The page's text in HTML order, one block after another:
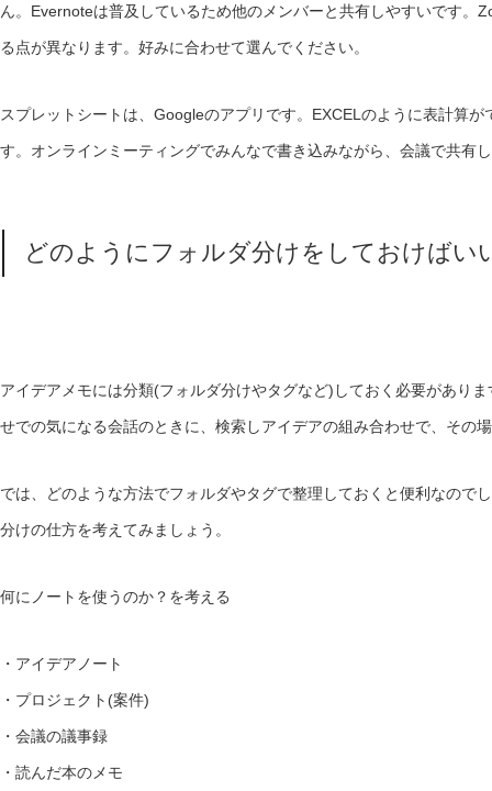
ん。Evernoteは普及しているため他のメンバーと共有しやすいです
る点が異なります。好みに合わせて選んでください。
スプレットシートは、Googleのアプリです。EXCELのように表計算
す。オンラインミーティングでみんなで書き込みながら、会議で共有
どのようにフォルダ分けをしておけばい
アイデアメモには分類(フォルダ分けやタグなど)しておく必要があり
せでの気になる会話のときに、検索しアイデアの組み合わせで、その
では、どのような方法でフォルダやタグで整理しておくと便利なので
分けの仕方を考えてみましょう。
何にノートを使うのか？を考える
・アイデアノート
・プロジェクト(案件)
・会議の議事録
・読んだ本のメモ